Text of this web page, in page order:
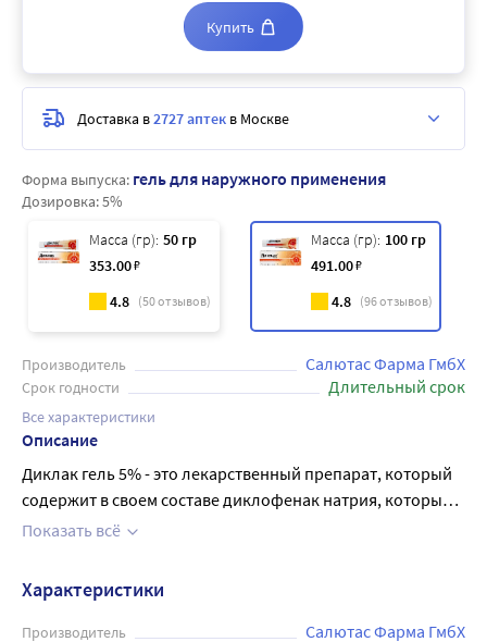
Форма выпуска: гель для наружного применения
Дозировка:5%
Масса (гр): 50 гр
353.00₽
4.8 (50отзывов)
Масса (гр): 100 гр
491.00₽
4.8 (96отзывов)
Производитель Салютас Фарма ГмбХ
Срок годности Длительный срок
Все характеристики
Описание
Диклак гель 5% - это лекарственный препарат, который
содержит в своем составе диклофенак натрия, который
является нестероидным противовоспалительным
применения и используется для снятия боли и
воспаления в мышцах, суставах и связках. Диклак гель
быстро впитывается в кожу, обеспечивая быстрое и
Показать всё
Купить
Доставка в2727 аптек в Москве
Характеристики
Производитель Салютас Фарма ГмбХ